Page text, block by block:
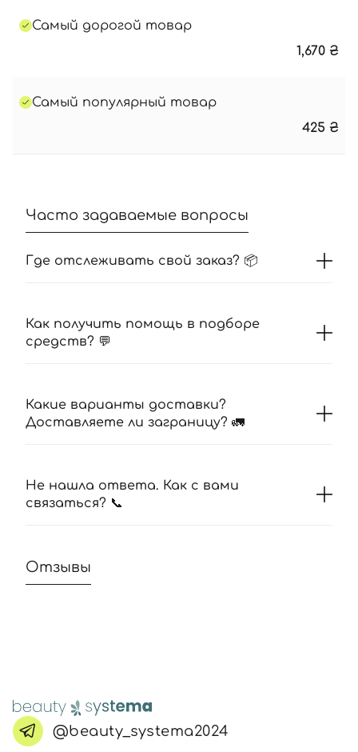
Самый дорогой товар
1,670 ₴
Самый популярный товар
425 ₴
Часто задаваемые вопросы
Где отслеживать свой заказ? 📦
Как получить помощь в подборе
средств? 💬
Какие варианты доставки?
Доставляете ли заграницу? 🚛
Не нашла ответа. Как с вами
связаться? 📞
Отзывы
@beauty_systema2024